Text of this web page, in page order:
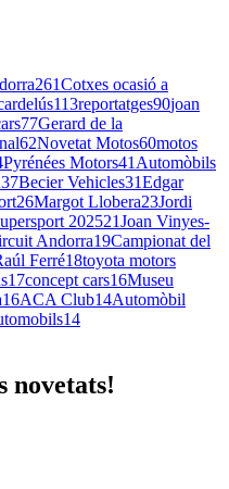
261Cotxes ocasió a
113reportatges90joan
77Gerard de la
62Novetat Motos60motos
Pyrénées Motors41 Automòbils
37Becier Vehicles31Edgar
26Margot Llobera23Jordi
202521Joan Vinyes-
Andorra19Campionat del
Ferré18toyota motors
17concept cars16Museu
16ACA Club14Automòbil
14
novetats!